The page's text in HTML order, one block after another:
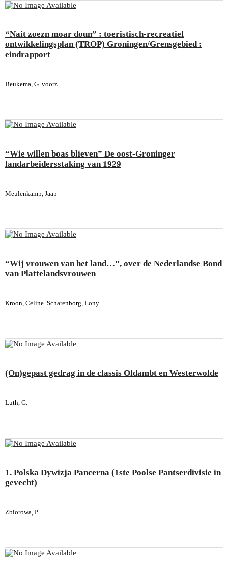
“Nait zoezn moar doun” : toeristisch-recreatief
ontwikkelingsplan (TROP) Groningen/Grensgebied :
eindrapport
Beukema, G. voorz.
“Wie willen boas blieven” De oost-Groninger
landarbeidersstaking van 1929
Meulenkamp, Jaap
“Wij vrouwen van het land…”, over de Nederlandse Bond
van Plattelandsvrouwen
Kroon, Celine. Scharenborg, Lony
(On)gepast gedrag in de classis Oldambt en Westerwolde
Luth, G.
1. Polska Dywizja Pancerna (1ste Poolse Pantserdivisie in
gevecht)
Zbiorowa, P.